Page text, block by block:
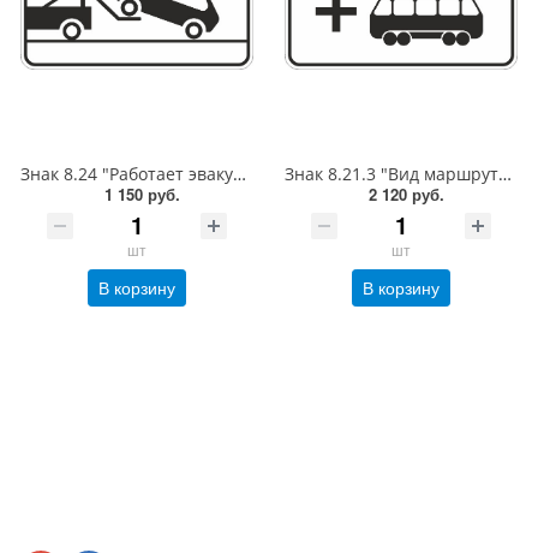
Знак 8.24 "Работает эвакуатор", 350*700, Тип А Коммерческая (3 года),металл 0.8 мм
1 150 руб.
шт
В корзину
Знак 8.21.3 "Вид маршрутного транспортного средства", 450*900, Тип А (1б) Микропризм. (7-9 лет)металл 0.8 мм
2 120 руб.
шт
В корзину